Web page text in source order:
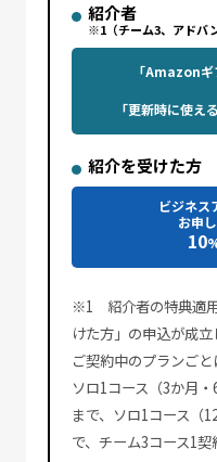
紹介者
※1（チーム3、アドバ
「Amazon
「更新時に使える
紹介を受けた方
ビジネス
お申
10
※1 紹介者の特典適
けた方」の申込が成
ご契約中のプランごと
ソロ1コース（3か月
まで、ソロ1コース（
で、チーム3コース1